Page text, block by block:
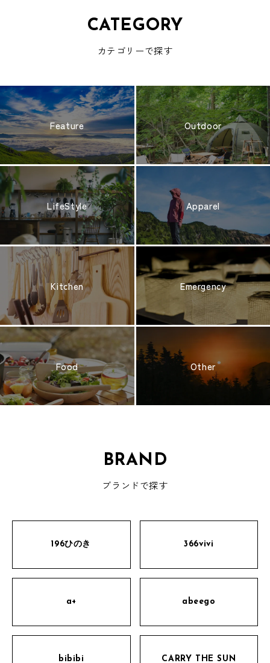
CATEGORY
カテゴリーで探す
Feature Outdoor
LifeStyle Apparel
Kitchen Emergency
Food Other
BRAND
ブランドで探す
196ひのき 366vivi
a+ abeego
bibibi CARRY THE SUN